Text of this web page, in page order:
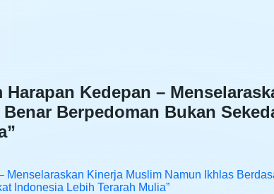
Harapan Kedepan –
Berpedoman Bukan
Kinerja Muslim Namun Ikhlas
Indonesia Lebih Terarah Mulia”